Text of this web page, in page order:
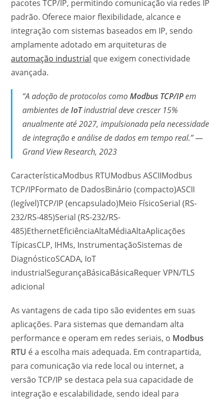
pacotes TCP/IP, permitindo comunicação via redes IP
padrão. Oferece maior flexibilidade, alcance e
integração com sistemas baseados em IP, sendo
amplamente adotado em arquiteturas de
automação industrial que exigem conectividade
avançada.
“A adoção de protocolos comoModbus TCP/IPem
ambientes deIoTindustrial deve crescer 15%
anualmente até 2027, impulsionada pela necessidade
de integração e análise de dados em tempo real.” —
Grand View Research, 2023
CaracterísticaModbus RTUModbus ASCIIModbus
TCP/IPFormato de DadosBinário (compacto)ASCII
(legível)TCP/IP (encapsulado)Meio FísicoSerial (RS-
232/RS-485)Serial (RS-232/RS-
485)EthernetEficiênciaAltaMédiaAltaAplicações
TípicasCLP, IHMs, InstrumentaçãoSistemas de
DiagnósticoSCADA, IoT
industrialSegurançaBásicaBásicaRequer VPN/TLS
adicional
As vantagens de cada tipo são evidentes em suas
aplicações. Para sistemas que demandam alta
performance e operam em redes seriais, o Modbus
RTU é a escolha mais adequada. Em contrapartida,
para comunicação via rede local ou internet, a
versão TCP/IP se destaca pela sua capacidade de
integração e escalabilidade, sendo ideal para